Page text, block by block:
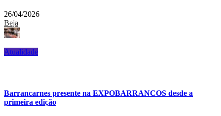
26/04/2026
Beja
Atualidade
Barrancarnes presente na EXPOBARRANCOS desde a
primeira edição